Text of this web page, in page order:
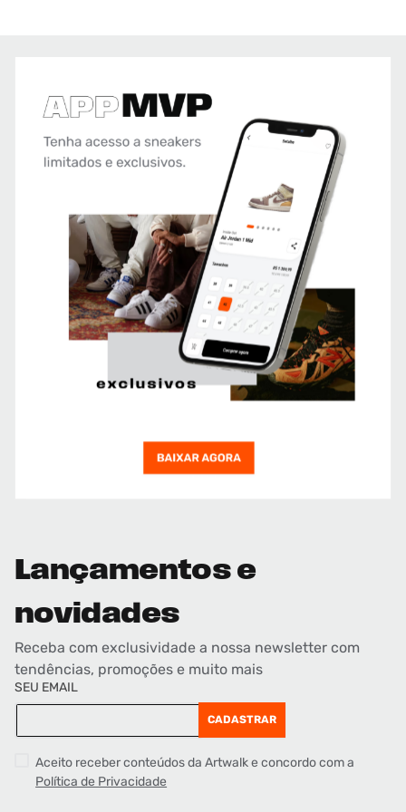
Lançamentos e
novidades
Receba com exclusividade a nossa newsletter com
tendências, promoções e muito mais
SEU EMAIL
CADASTRAR
Aceito receber conteúdos da Artwalk e concordo com a
Política de Privacidade